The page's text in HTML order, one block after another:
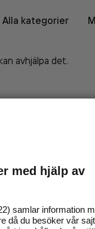
Alla kategorier
avhjälpa det.
med hjälp av
samlar information
då du besöker vår